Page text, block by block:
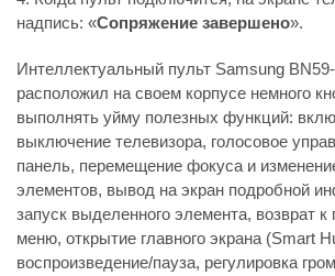
надпись: «Сопряжение завершено».
Интеллектуальный пульт Samsung
расположил на своем корпусе немного
выполнять уйму полезных функций:
выключение телевизора, голосовое
панель, перемещение фокуса и
элементов, вывод на экран подробной
запуск выделенного элемента, возврат
меню, открытие главного экрана (Smart
воспроизведение/пауза, регулировка